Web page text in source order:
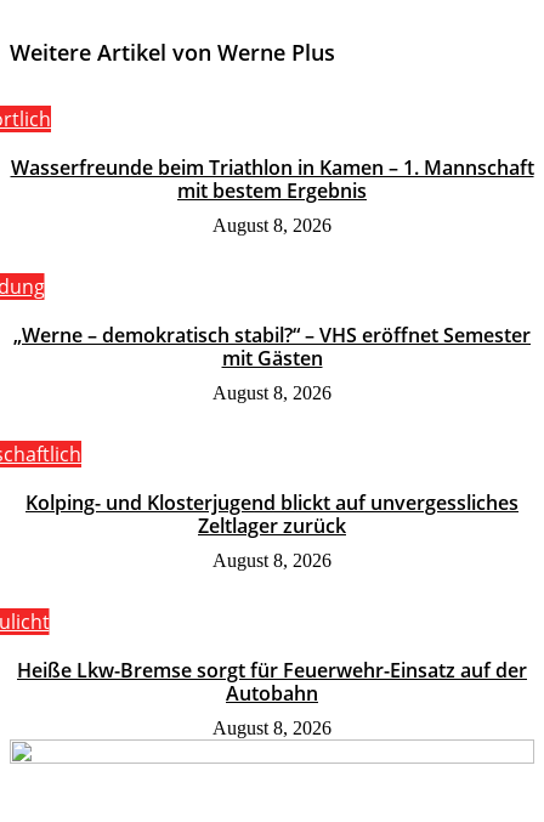
Weitere Artikel von Werne Plus
Wasserfreunde beim Triathlon in Kamen – 1. Mannschaft
mit bestem Ergebnis
August 8, 2026
„Werne – demokratisch stabil?“ – VHS eröffnet Semester
mit Gästen
August 8, 2026
Kolping- und Klosterjugend blickt auf unvergessliches
Zeltlager zurück
August 8, 2026
Heiße Lkw-Bremse sorgt für Feuerwehr-Einsatz auf der
Autobahn
August 8, 2026